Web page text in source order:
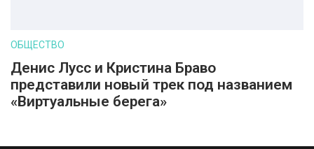
ОБЩЕСТВО
Денис Лусс и Кристина Браво
представили новый трек под названием
«Виртуальные берега»